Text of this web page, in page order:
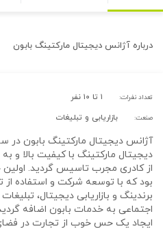
درباره آژانس دیجیتال مارکتینگ بابون
تعداد نفرات: ۱ تا ۱۰ نفر
صنعت: بازاریابی و تبلیغات
دیجیتال مارکتینگ با کیفیت بالا و
از کادری مجرب تاسیس گردید.
بود که با توسعه شرکت و استفاده
برندینگ و بازاریابی دیجیتال،
اجتماعی به خدمات بابون اضافه
ایجاد یک حس خوب از تجارت در